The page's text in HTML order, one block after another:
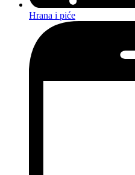
Hrana i piće